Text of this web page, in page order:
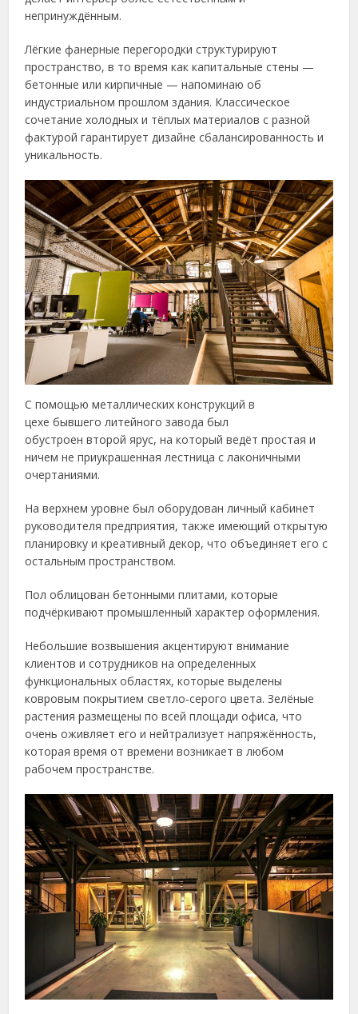
непринуждённым.
Лёгкие фанерные перегородки структурируют
пространство, в то время как капитальные стены —
бетонные или кирпичные — напоминаю об
индустриальном прошлом здания. Классическое
сочетание холодных и тёплых материалов с разной
фактурой гарантирует дизайне сбалансированность и
уникальность.
С помощью металлических конструкций в
цехе бывшего литейного завода был
обустроен второй ярус, на который ведёт простая и
ничем не приукрашенная лестница с лаконичными
очертаниями.
На верхнем уровне был оборудован личный кабинет
руководителя предприятия, также имеющий открытую
планировку и креативный декор, что объединяет его с
остальным пространством.
Пол облицован бетонными плитами, которые
подчёркивают промышленный характер оформления.
Небольшие возвышения акцентируют внимание
клиентов и сотрудников на определенных
функциональных областях, которые выделены
ковровым покрытием светло-серого цвета. Зелёные
растения размещены по всей площади офиса, что
очень оживляет его и нейтрализует напряжённость,
которая время от времени возникает в любом
рабочем пространстве.